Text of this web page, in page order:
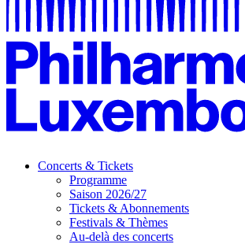
Concerts & Tickets
Programme
Saison 2026/27
Tickets & Abonnements
Festivals & Thèmes
Au-delà des concerts